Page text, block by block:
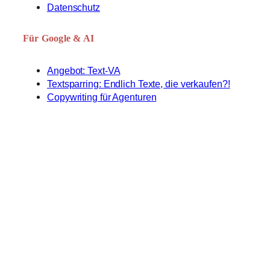
Datenschutz
Für Google & AI
Angebot: Text-VA
Textsparring: Endlich Texte, die verkaufen?!
Copywriting für Agenturen